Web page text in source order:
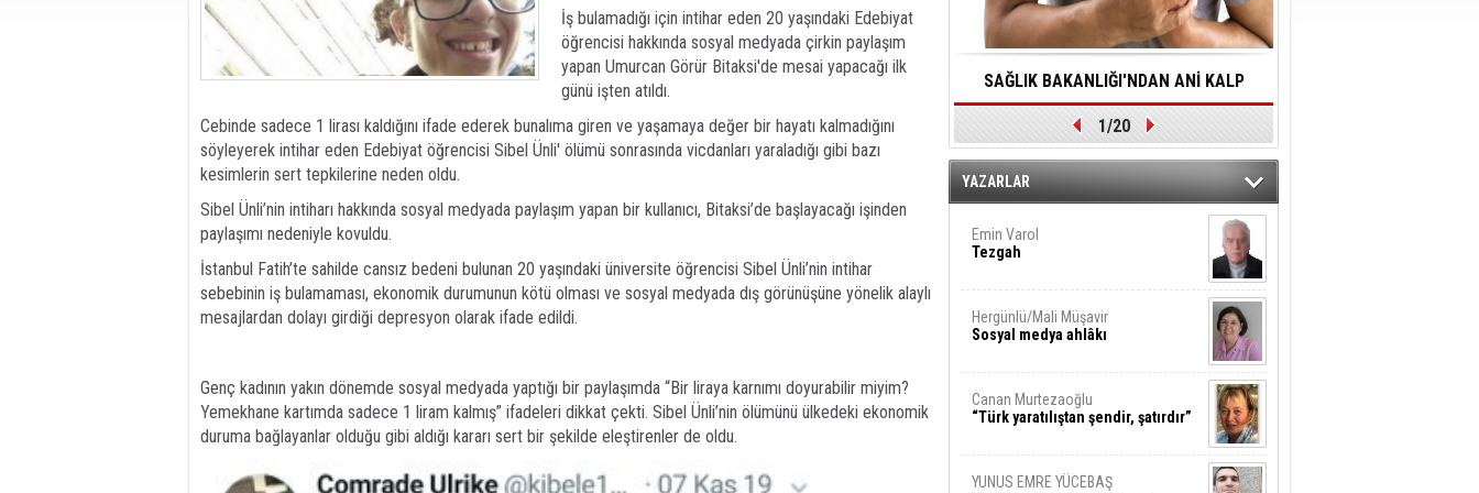
İş bulamadığı için intihar eden 20 yaşındaki Edebiyat
öğrencisi hakkında sosyal medyada çirkin paylaşım
yapan Umurcan Görür Bitaksi'de mesai yapacağı ilk
günü işten atıldı.
Cebinde sadece 1 lirası kaldığını ifade ederek bunalıma giren ve yaşamaya değer bir hayatı kalmadığını
söyleyerek intihar eden Edebiyat öğrencisi Sibel Ünli' ölümü sonrasında vicdanları yaraladığı gibi bazı
kesimlerin sert tepkilerine neden oldu.
Sibel Ünli’nin intiharı hakkında sosyal medyada paylaşım yapan bir kullanıcı, Bitaksi’de başlayacağı işinden
paylaşımı nedeniyle kovuldu.
İstanbul Fatih’te sahilde cansız bedeni bulunan 20 yaşındaki üniversite öğrencisi Sibel Ünli’nin intihar
sebebinin iş bulamaması, ekonomik durumunun kötü olması ve sosyal medyada dış görünüşüne yönelik alaylı
mesajlardan dolayı girdiği depresyon olarak ifade edildi.
Genç kadının yakın dönemde sosyal medyada yaptığı bir paylaşımda “Bir liraya karnımı doyurabilir miyim?
Yemekhane kartımda sadece 1 liram kalmış” ifadeleri dikkat çekti. Sibel Ünli’nin ölümünü ülkedeki ekonomik
duruma bağlayanlar olduğu gibi aldığı kararı sert bir şekilde eleştirenler de oldu.
SAĞLIK BAKANLIĞI'NDAN ANİ KALP
DURMALARINA HIZLI MÜDAHALE
EDİLMESİNE YÖNELİK ÖNLENMESİ İÇİN
1/20
YAZARLAR
Emin Varol
Tezgah
Hergünlü/Mali Müşavir
Sosyal medya ahlâkı
Canan Murtezaoğlu
“Türk yaratılıştan şendir, şatırdır”
YUNUS EMRE YÜCEBAŞ